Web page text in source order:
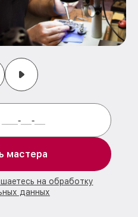
мастера
на обработку
данных